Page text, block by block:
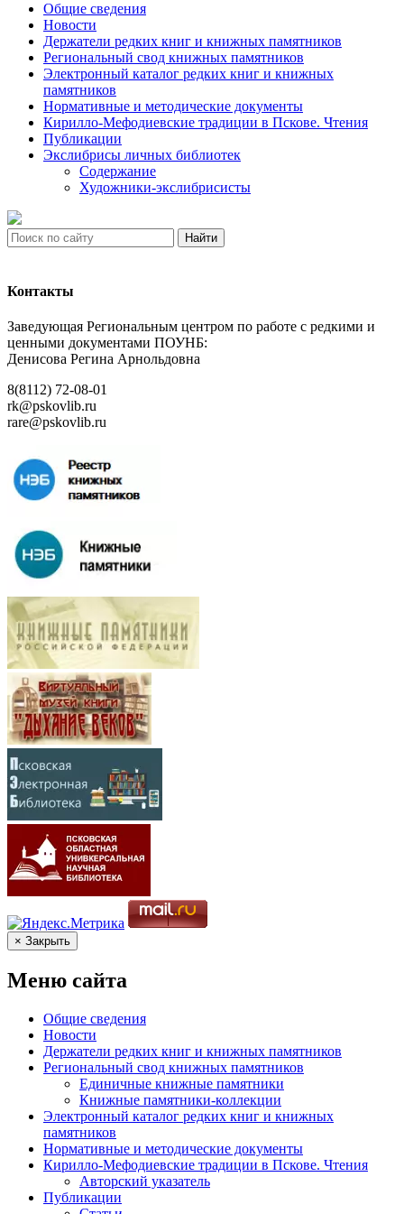
Общие сведения
Новости
Держатели редких книг и книжных памятников
Региональный свод книжных памятников
Электронный каталог редких книг и книжных
памятников
Нормативные и методические документы
Кирилло-Мефодиевские традиции в Пскове. Чтения
Публикации
Экслибрисы личных библиотек
Содержание
Художники-экслибрисисты
Найти
Контакты
Заведующая Региональным центром по работе с редкими и
ценными документами ПОУНБ:
Денисова Регина Арнольдовна
8(8112) 72-08-01
rk@pskovlib.ru
rare@pskovlib.ru
× Закрыть
Меню сайта
Общие сведения
Новости
Держатели редких книг и книжных памятников
Региональный свод книжных памятников
Единичные книжные памятники
Книжные памятники-коллекции
Электронный каталог редких книг и книжных
памятников
Нормативные и методические документы
Кирилло-Мефодиевские традиции в Пскове. Чтения
Авторский указатель
Публикации